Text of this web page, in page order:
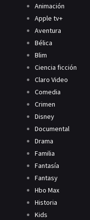
Animación
Apple tv+
Aventura
Bélica
Blim
Ciencia ficción
Claro Video
Comedia
Crimen
Disney
Documental
Drama
Familia
Fantasía
Fantasy
Hbo Max
Historia
Kids